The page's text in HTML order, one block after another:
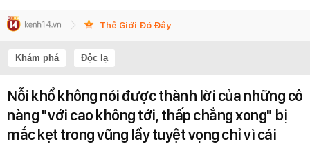
Thế Giới Đó Đây
Khám phá Độc lạ
Nỗi khổ không nói được thành lời của những cô
nàng "với cao không tới, thấp chẳng xong" bị
mắc kẹt trong vũng lầy tuyệt vọng chỉ vì cái